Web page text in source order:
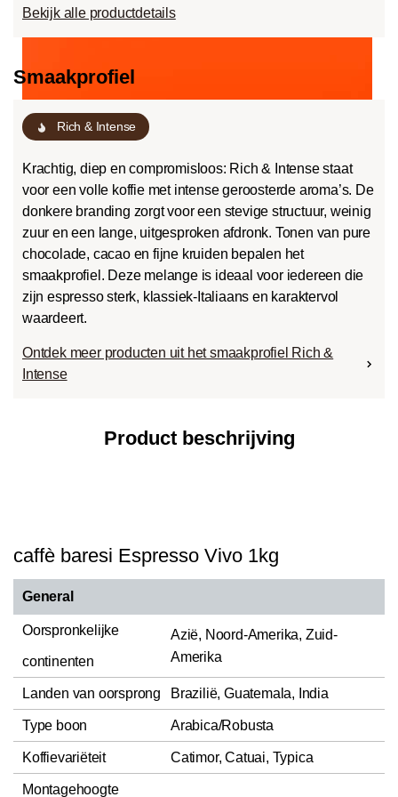
Bekijk alle productdetails
Smaakprofiel
Rich & Intense
Krachtig, diep en compromisloos: Rich & Intense staat
voor een volle koffie met intense geroosterde aroma’s. De
donkere branding zorgt voor een stevige structuur, weinig
zuur en een lange, uitgesproken afdronk. Tonen van pure
chocolade, cacao en fijne kruiden bepalen het
smaakprofiel. Deze melange is ideaal voor iedereen die
zijn espresso sterk, klassiek-Italiaans en karaktervol
waardeert.
Ontdek meer producten uit het smaakprofiel Rich &
Intense
Product beschrijving
caffè baresi Espresso Vivo 1kg
General
Oorspronkelijke
continenten
Azië, Noord-Amerika, Zuid-
Amerika
Landen van oorsprong Brazilië, Guatemala, India
Type boon Arabica/Robusta
Koffievariëteit Catimor, Catuai, Typica
Montagehoogte